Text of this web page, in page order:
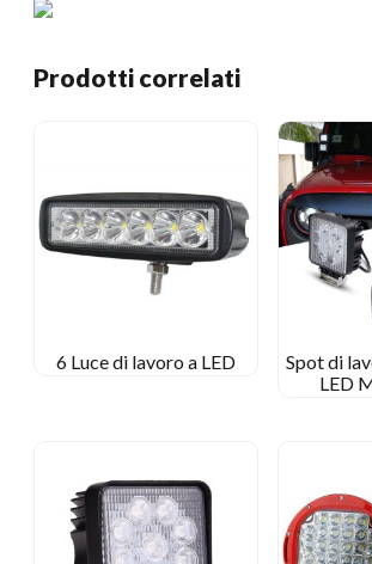
Prodotti correlati
6 Luce di lavoro a LED
Spot di
LED